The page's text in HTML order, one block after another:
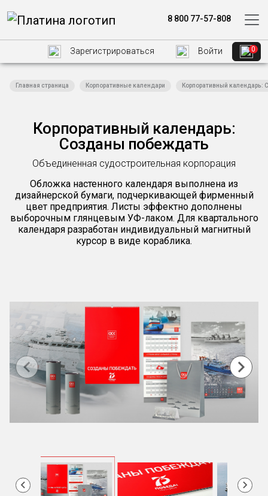
8 800 77-57-808
Зарегистрироваться Войти 0
Главная страница Корпоративные календари Корпоративный
Корпоративный календарь:
Созданы побеждать
Объединенная судостроительная корпорация
Обложка настенного календаря выполнена из
дизайнерской бумаги, подчеркивающей фирменный
цвет предприятия. Листы эффектно дополнены
выборочным глянцевым УФ-лаком. Для квартального
календаря разработан индивидуальный магнитный
курсор в виде кораблика.